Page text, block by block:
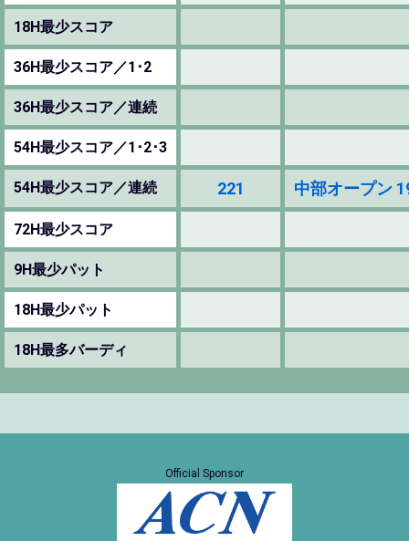
18H最少スコア
36H最少スコア／1･2
36H最少スコア／連続
54H最少スコア／1･2･3
54H最少スコア／連続 221 中部オープン
72H最少スコア
9H最少パット
18H最少パット
18H最多バーディ
Official Sponsor